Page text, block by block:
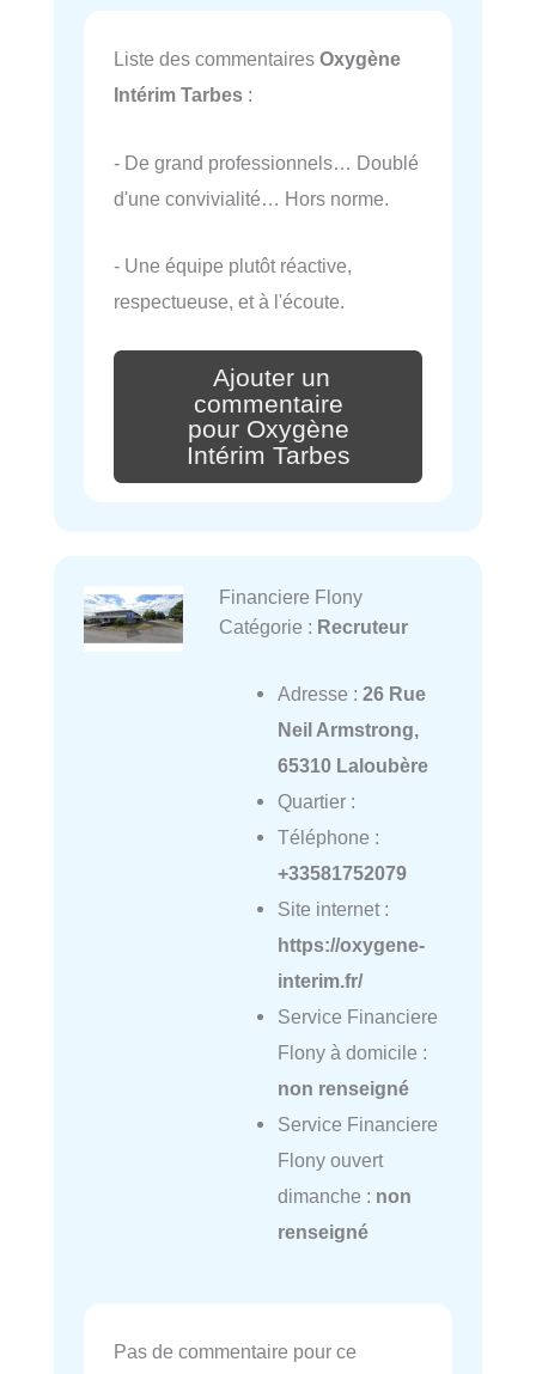
Liste des commentaires Oxygène
Intérim Tarbes :
- De grand professionnels… Doublé
d'une convivialité… Hors norme.
- Une équipe plutôt réactive,
respectueuse, et à l'écoute.
Ajouter un
commentaire
pour Oxygène
Intérim Tarbes
Financiere Flony
Catégorie : Recruteur
Adresse : 26 Rue
Neil Armstrong,
65310 Laloubère
Quartier :
Téléphone :
+33581752079
Site internet :
https://oxygene-
interim.fr/
Service Financiere
Flony à domicile :
non renseigné
Service Financiere
Flony ouvert
dimanche : non
renseigné
Pas de commentaire pour ce